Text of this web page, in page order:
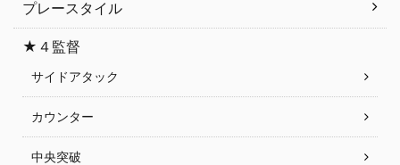
プレースタイル
★４監督
サイドアタック
カウンター
中央突破